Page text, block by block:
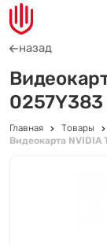
назад
0257Y383
Главная Товары
Видеокарта